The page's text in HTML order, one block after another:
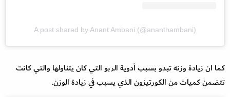
A post shared by Anant Ambani (@ananthambani)
كما ان زيادة وزنه تبدو بسبب أدوية الربو التي كان يتناولها والتي كانت
تتضمن كميات من الكورتيزون الذي يسبب في زيادة الوزن.